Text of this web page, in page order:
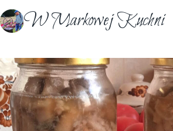
Przejdź
do
W Markowej Kuchni